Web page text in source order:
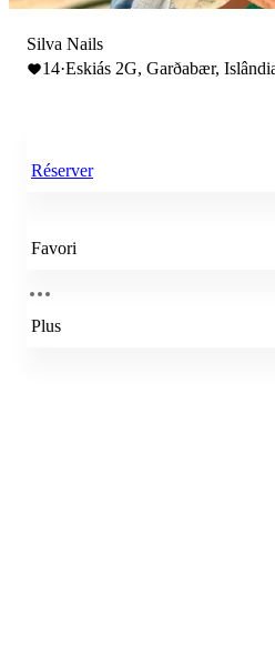
Silva Nails
14·Eskiás 2G, Garðabær,
Réserver
Favori
Plus